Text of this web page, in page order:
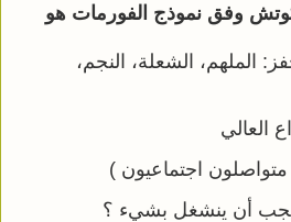
وفق نموذج الفورمات هو
الملهم، الشعلة، النجم،
العالي
اجتماعيون )
يجب أن ينشغل بشيء ؟